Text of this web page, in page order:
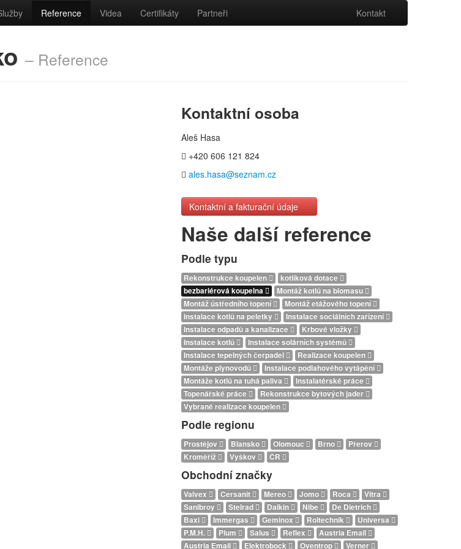
Reference Videa Certifikáty Partneři Kontakt
– Reference
Kontaktní osoba
Aleš Hasa
+420 606 121 824
ales.hasa@seznam.cz
Kontaktní a fakturační údaje
Naše další reference
Podle typu
Rekonstrukce koupelen
kotlíková dotace
bezbariérová koupelna
Montáž kotlů na biomasu
Montáž ústředního topení
Montáž etážového topení
Instalace kotlů na peletky
Instalace sociálních zařízení
Instalace odpadů a kanalizace
Krbové vložky
Instalace kotlů
Instalace solárních systémů
Instalace tepelných čerpadel
Realizace koupelen
Montáže plynovodů
Instalace podlahového vytápění
Montáže kotlů na tuhá paliva
Instalatérské práce
Topenářské práce
Rekonstrukce bytových jader
Vybrané realizace koupelen
Podle regionu
Prostějov Blansko Olomouc Brno
Přerov
Kroměříž
Vyškov ČR
Obchodní značky
Valvex Cersanit Mereo Jomo Roca
Vitra
Sanibroy
Stelrad Daikin Nibe
De Dietrich
Baxi
Immergas Geminox Roltechnik
Universa
P.M.H.
Plum Salus Reflex
Austria Email
Austria Email
Elektrobock Oventrop Verner